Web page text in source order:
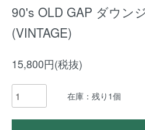
90's OLD GAP ダウン
(VINTAGE)
15,800円(税抜)
在庫：残り1個